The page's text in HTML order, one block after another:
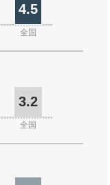
4.5
全国
3.2
全国